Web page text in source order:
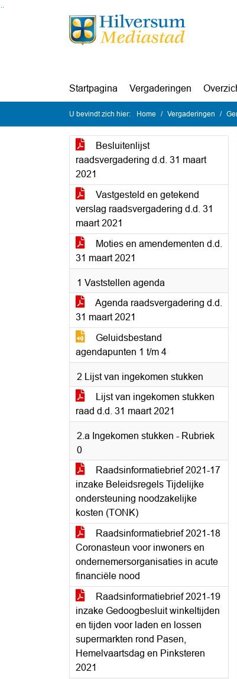
Ga naar de inhoud van deze pagina
Ga naar het zoeken
Ga naar het menu
Startpagina Vergaderingen
U bevindt zich hier: Home Vergaderingen
Besluitenlijst
raadsvergadering d.d. 31 maart
2021
Vastgesteld en getekend
verslag raadsvergadering d.d. 31
maart 2021
Moties en amendementen d.d.
31 maart 2021
1 Vaststellen agenda
Agenda raadsvergadering d.d.
31 maart 2021
Geluidsbestand
agendapunten 1 t/m 4
2 Lijst van ingekomen stukken
Lijst van ingekomen stukken
raad d.d. 31 maart 2021
2.a Ingekomen stukken - Rubriek
0
Raadsinformatiebrief 2021-17
inzake Beleidsregels Tijdelijke
ondersteuning noodzakelijke
kosten (TONK)
Raadsinformatiebrief 2021-18
Coronasteun voor inwoners en
ondernemersorganisaties in acute
financiële nood
Raadsinformatiebrief 2021-19
inzake Gedoogbesluit winkeltijden
en tijden voor laden en lossen
supermarkten rond Pasen,
Hemelvaartsdag en Pinksteren
2021